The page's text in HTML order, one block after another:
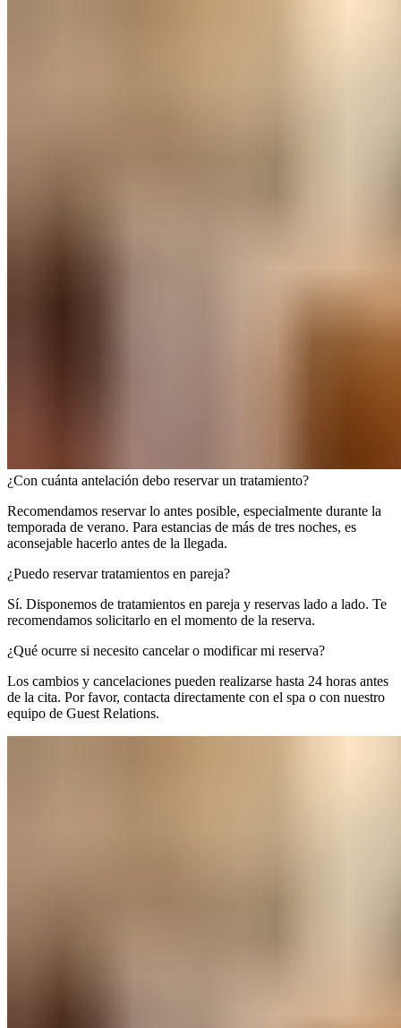
¿Con cuánta antelación debo reservar un tratamiento?​​​​‌ ‍ ​‍​‍‌‍ ‌ ​‍‌‍‍‌‌‍‌ ‌‍‍‌‌‍ ‍​‍​‍​ ‍‍​‍​‍‌ ​ ‌‍​‌‌‍ ‍‌‍‍‌‌ ‌​‌ ‍‌​‍ ‍‌‍‍‌‌‍ ​‍​‍​‍ ​​‍​‍‌‍‍​‌ ​‍‌‍‌‌‌‍‌‍​‍​‍​ ‍‍​‍​‍‌‍‍​‌ ‌​‌ ‌​‌ ​​‌ ​ ​ ‍‍​‍ ​‍ ‌‍ ​​‍ ‌‌‍​‌‌‍ ‍‌‍‌​​‍ ‌‌ ​‍​‍ ‌‌‍‍​‌‍ ‌ ‌​‌‍‌‌‌‍ ​‌ ​ ​‍ ‌‌ ​ ‌ ‌​‌ ‌‌‌‍‌​‌‍‍‌‌‍ ​‍ ‍‌ ‌‍‌‍‌‌‌ ​‍‌‍​ ‌‍‌‌‌‍ ​​‍ ‍‌‍​‌‌ ​​‌ ​​​‍ ‌‍‍‌‌‍ ‍‌ ‌​‌‍‌‌‌‍ ‍‌ ‌​​‍ ‌‍‌‌‌‍‌​‌‍‍‌‌ ‌​​‍ ‌‍ ‌‌‍ ‌‍‌​‌‍‌‌​ ‌‌ ​​‌ ​‍‌‍‌‌‌ ​ ‌‍‌‌‌‍ ‍‌ ‌​‌‍​‌‌ ‌​‌‍‍‌‌‍ ‌‍ ‍​ ‍ ‌‍‍‌‌‍‌​​ ‌​ ​ ‌‍​ ​ ‍‌​ ​‌‌‍​‌​ ‌ ‌‍‌‍​ ‌ ​‍ ‌​ ​‍​ ‍‌​ ‌ ​ ‌‌​‍ ‌​ ‌​​ ​​‌‍‌‌‌‍​ ​‍ ‌‌‍​‍‌‍‌‍‌‍​‍​ ‌ ​‍ ‌​ ​​​ ‌ ​ ​‌‌‍​‌​ ​ ​ ‌ ​ ​‍‌‍‌‌​ ‍‌‌‍​‍​ ‍‌‌‍​‌​ ‍ ‌ ‌​‌ ‍‌‌ ​​‌‍‌‌​ ‌‌‍‍​‌‍ ‌ ‌​‌‍‌‌‌‍ ​‌​‌‍‌‍​‌‌ ​‌​ ‍ ‌ ​​‌‍​‌‌ ‌​‌‍‍​​ ‌‌ ​‌‌ ‌‌‌‍‌‌‌ ​ ‌ ‌​‌‍‍‌‌‍ ‌‍ ‍​ ‌‍​‍‌‍​‌‌ ​ ‌‍‌‌‌‌‌‌‌ ​‍‌‍ ​​ ‌‌‍‍​‌ ‌​‌ ‌​‌ ​​‌ ​ ​‍‌‌​ ​ ‌​​‌​‍‌‌​ ​‍‌​‌‍​‍‌‌​ ​‍‌​‌‍‌‍ ​​‍ ‌‌‍​‌‌‍ ‍‌‍‌​​‍ ‌‌ ​‍​‍ ‌‌‍‍​‌‍ ‌ ‌​‌‍‌‌‌‍ ​‌ ​ ​‍ ‌‌ ​ ‌ ‌​‌ ‌‌‌‍‌​‌‍‍‌‌‍ ​‍ ‍‌ ‌‍‌‍‌‌‌ ​‍‌‍​ ‌‍‌‌‌‍ ​​‍ ‍‌‍​‌‌ ​​‌ ​​​‍‌‍‌‍‍‌‌‍‌​​ ‌​ ​ ‌‍​ ​ ‍‌​ ​‌‌‍​‌​ ‌ ‌‍‌‍​ ‌ ​‍ ‌​ ​‍​ ‍‌​ ‌ ​ ‌‌​‍ ‌​ ‌​​ ​​‌‍‌‌‌‍​ ​‍ ‌‌‍​‍‌‍‌‍‌‍​‍​ ‌ ​‍ ‌​ ​​​ ‌ ​ ​‌‌‍​‌​ ​ ​ ‌ ​ ​‍‌‍‌‌​ ‍‌‌‍​‍​ ‍‌‌‍​‌​‍‌‍‌ ‌​‌ ‍‌‌ ​​‌‍‌‌​ ‌‌‍‍​‌‍ ‌ ‌​‌‍‌‌‌‍ ​‌​‌‍‌‍​‌‌ ​‌​‍‌‍‌ ​​‌‍​‌‌ ‌​‌‍‍​​ ‌‌ ​‌‌ ‌‌‌‍‌‌‌ ​ ‌ ‌​‌‍‍‌‌‍ ‌‍ ‍​‍‌‍‌ ​​‌‍‌‌‌ ​‍‌ ​ ‌ ​​‌‍‌‌‌‍​ ‌ ‌​‌‍‍‌‌ ‌‍‌‍‌‌​ ‌‌ ​​‌ ‌‌‌‍​‍‌‍ ​‌‍‍‌‌ ​ ‌‍‍​‌‍‌‌‌‍‌​​‍​‍‌ ‌
Recomendamos reservar lo antes posible, especialmente durante la
temporada de verano. Para estancias de más de tres noches, es
aconsejable hacerlo antes de la llegada.​​​​‌ ‍ ​‍​‍‌‍ ‌ ​‍‌‍‍‌‌‍‌ ‌‍‍‌‌‍ ‍​‍​‍​ ‍‍​‍​‍‌ ​ ‌‍​‌‌‍ ‍‌‍‍‌‌ ‌​‌ ‍‌​‍ ‍‌‍‍‌‌‍ ​‍​‍​‍ ​​‍​‍‌‍‍​‌ ​‍‌‍‌‌‌‍‌‍​‍​‍​ ‍‍​‍​‍‌‍‍​‌ ‌​‌ ‌​‌ ​​‌ ​ ​ ‍‍​‍ ​‍ ‌‍ ​​‍ ‌‌‍​‌‌‍ ‍‌‍‌​​‍ ‌‌ ​‍​‍ ‌‌‍‍​‌‍ ‌ ‌​‌‍‌‌‌‍ ​‌ ​ ​‍ ‌‌ ​ ‌ ‌​‌ ‌‌‌‍‌​‌‍‍‌‌‍ ​‍ ‍‌ ‌‍‌‍‌‌‌ ​‍‌‍​ ‌‍‌‌‌‍ ​​‍ ‍‌‍​‌‌ ​​‌ ​​​‍ ‌‍‍‌‌‍ ‍‌ ‌​‌‍‌‌‌‍ ‍‌ ‌​​‍ ‌‍‌‌‌‍‌​‌‍‍‌‌ ‌​​‍ ‌‍ ‌‌‍ ‌‍‌​‌‍‌‌​ ‌‌ ​​‌ ​‍‌‍‌‌‌ ​ ‌‍‌‌‌‍ ‍‌ ‌​‌‍​‌‌ ‌​‌‍‍‌‌‍ ‌‍ ‍​ ‍ ‌‍‍‌‌‍‌​​ ‌​ ​ ‌‍​ ​ ‍‌​ ​‌‌‍​‌​ ‌ ‌‍‌‍​ ‌ ​‍ ‌​ ​‍​ ‍‌​ ‌ ​ ‌‌​‍ ‌​ ‌​​ ​​‌‍‌‌‌‍​ ​‍ ‌‌‍​‍‌‍‌‍‌‍​‍​ ‌ ​‍ ‌​ ​​​ ‌ ​ ​‌‌‍​‌​ ​ ​ ‌ ​ ​‍‌‍‌‌​ ‍‌‌‍​‍​ ‍‌‌‍​‌​ ‍ ‌ ‌​‌ ‍‌‌ ​​‌‍‌‌​ ‌‌‍‍​‌‍ ‌ ‌​‌‍‌‌‌‍ ​‌​‌‍‌‍​‌‌ ​‌​ ‍ ‌ ​​‌‍​‌‌ ‌​‌‍‍​​ ‌‌‍​‌‌‍ ‍‌ ​ ‌ ‌ ‌‍‌‌‌ ​‍​‍‌‌​ ‌‌‌​​‍‌‌ ‌‍‍ ‌‍‌‌‌ ‍‌​‍‌‌​ ​ ‌​‌​​‍‌‌​ ​ ‌​‌​​‍‌‌​ ​‍​ ​‍​ ​‍​ ​​‌‍​‌​ ‍​​ ‌‍‌‍‌​‌‍​‌‌‍​‍‌‍​ ‌‍‌‍​ ​‍‌‍‌‌​‍‌‌​ ​‍​ ​‍​‍‌‌​ ‌‌‌​‌​​‍ ‍‌‍​ ‌‍‍​‌‍‍‌‌‍ ​‌‍‌​‌ ​‍‌‍‌‌‌‍ ‍​‍‌‌​ ‌‌‌​​‍‌‌ ‌‍‍ ‌‍‌‌‌ ‍‌​‍‌‌​ ​ ‌​‌​​‍‌‌​ ​ ‌​‌​​‍‌‌​ ​‍​ ​‍​ ​​​ ‍​​ ​​​ ​‌​ ​ ​ ‌ ‌‍​ ‌‍‌‍​ ​​​ ‌​‌‍‌‌​ ​​​‍‌‌​ ​‍​ ​‍​‍‌‌​ ‌‌‌​‌​​‍ ‍‌ ‌​‌‍‌‌‌ ‍​‌ ‌​​ ‌‍​‍‌‍​‌‌ ​ ‌‍‌‌‌‌‌‌‌ ​‍‌‍ ​​ ‌‌‍‍​‌ ‌​‌ ‌​‌ ​​‌ ​ ​‍‌‌​ ​ ‌​​‌​‍‌‌​ ​‍‌​‌‍​‍‌‌​ ​‍‌​‌‍‌‍ ​​‍ ‌‌‍​‌‌‍ ‍‌‍‌​​‍ ‌‌ ​‍​‍ ‌‌‍‍​‌‍ ‌ ‌​‌‍‌‌‌‍ ​‌ ​ ​‍ ‌‌ ​ ‌ ‌​‌ ‌‌‌‍‌​‌‍‍‌‌‍ ​‍ ‍‌ ‌‍‌‍‌‌‌ ​‍‌‍​ ‌‍‌‌‌‍ ​​‍ ‍‌‍​‌‌ ​​‌ ​​​‍‌‍‌‍‍‌‌‍‌​​ ‌​ ​ ‌‍​ ​ ‍‌​ ​‌‌‍​‌​ ‌ ‌‍‌‍​ ‌ ​‍ ‌​ ​‍​ ‍‌​ ‌ ​ ‌‌​‍ ‌​ ‌​​ ​​‌‍‌‌‌‍​ ​‍ ‌‌‍​‍‌‍‌‍‌‍​‍​ ‌ ​‍ ‌​ ​​​ ‌ ​ ​‌‌‍​‌​ ​ ​ ‌ ​ ​‍‌‍‌‌​ ‍‌‌‍​‍​ ‍‌‌‍​‌​‍‌‍‌ ‌​‌ ‍‌‌ ​​‌‍‌‌​ ‌‌‍‍​‌‍ ‌ ‌​‌‍‌‌‌‍ ​‌​‌‍‌‍​‌‌ ​‌​‍‌‍‌ ​​‌‍​‌‌ ‌​‌‍‍​​ ‌‌‍​‌‌‍ ‍‌ ​ ‌ ‌ ‌‍‌‌‌ ​‍​‍‌‌​ ‌‌‌​​‍‌‌ ‌‍‍ ‌‍‌‌‌ ‍‌​‍‌‌​ ​ ‌​‌​​‍‌‌​ ​ ‌​‌​​‍‌‌​ ​‍​ ​‍​ ​‍​ ​​‌‍​‌​ ‍​​ ‌‍‌‍‌​‌‍​‌‌‍​‍‌‍​ ‌‍‌‍​ ​‍‌‍‌‌​‍‌‌​ ​‍​ ​‍​‍‌‌​ ‌‌‌​‌​​‍ ‍‌‍​ ‌‍‍​‌‍‍‌‌‍ ​‌‍‌​‌ ​‍‌‍‌‌‌‍ ‍​‍‌‌​ ‌‌‌​​‍‌‌ ‌‍‍ ‌‍‌‌‌ ‍‌​‍‌‌​ ​ ‌​‌​​‍‌‌​ ​ ‌​‌​​‍‌‌​ ​‍​ ​‍​ ​​​ ‍​​ ​​​ ​‌​ ​ ​ ‌ ‌‍​ ‌‍‌‍​ ​​​ ‌​‌‍‌‌​ ​​​‍‌‌​ ​‍​ ​‍​‍‌‌​ ‌‌‌​‌​​‍ ‍‌ ‌​‌‍‌‌‌ ‍​‌ ‌​​‍‌‍‌ ​​‌‍‌‌‌ ​‍‌ ​ ‌ ​​‌‍‌‌‌‍​ ‌ ‌​‌‍‍‌‌ ‌‍‌‍‌‌​ ‌‌ ​​‌ ‌‌‌‍​‍‌‍ ​‌‍‍‌‌ ​ ‌‍‍​‌‍‌‌‌‍‌​​‍​‍‌ ‌
¿Puedo reservar tratamientos en pareja?​​​​‌ ‍ ​‍​‍‌‍ ‌ ​‍‌‍‍‌‌‍‌ ‌‍‍‌‌‍ ‍​‍​‍​ ‍‍​‍​‍‌ ​ ‌‍​‌‌‍ ‍‌‍‍‌‌ ‌​‌ ‍‌​‍ ‍‌‍‍‌‌‍ ​‍​‍​‍ ​​‍​‍‌‍‍​‌ ​‍‌‍‌‌‌‍‌‍​‍​‍​ ‍‍​‍​‍‌‍‍​‌ ‌​‌ ‌​‌ ​​‌ ​ ​ ‍‍​‍ ​‍ ‌‍ ​​‍ ‌‌‍​‌‌‍ ‍‌‍‌​​‍ ‌‌ ​‍​‍ ‌‌‍‍​‌‍ ‌ ‌​‌‍‌‌‌‍ ​‌ ​ ​‍ ‌‌ ​ ‌ ‌​‌ ‌‌‌‍‌​‌‍‍‌‌‍ ​‍ ‍‌ ‌‍‌‍‌‌‌ ​‍‌‍​ ‌‍‌‌‌‍ ​​‍ ‍‌‍​‌‌ ​​‌ ​​​‍ ‌‍‍‌‌‍ ‍‌ ‌​‌‍‌‌‌‍ ‍‌ ‌​​‍ ‌‍‌‌‌‍‌​‌‍‍‌‌ ‌​​‍ ‌‍ ‌‌‍ ‌‍‌​‌‍‌‌​ ‌‌ ​​‌ ​‍‌‍‌‌‌ ​ ‌‍‌‌‌‍ ‍‌ ‌​‌‍​‌‌ ‌​‌‍‍‌‌‍ ‌‍ ‍​ ‍ ‌‍‍‌‌‍‌​​ ‌‌‍​ ​ ‌‌​ ​‍‌‍​‌​ ‌‌‌‍​‌​ ​‌‌‍​‌​‍ ‌‌‍​‌‌‍​‍​ ‍‌‌‍‌‌​‍ ‌​ ‌​​ ​‍​ ‌‌‌‍​‌​‍ ‌‌‍​‍​ ‌​‌‍‌​​ ‍‌​‍ ‌​ ‌‍​ ​​​ ‍‌​ ‌‍​ ‌‌​ ‌ ​ ​‍​ ‌ ​ ‍​‌‍‌‌​ ‌‌​ ‌​​ ‍ ‌ ‌​‌ ‍‌‌ ​​‌‍‌‌​ ‌‌‍‍​‌‍ ‌ ‌​‌‍‌‌‌‍ ​‌​‌‍‌‍​‌‌ ​‌​ ‍ ‌ ​​‌‍​‌‌ ‌​‌‍‍​​ ‌‌ ​‌‌ ‌‌‌‍‌‌‌ ​ ‌ ‌​‌‍‍‌‌‍ ‌‍ ‍​ ‌‍​‍‌‍​‌‌ ​ ‌‍‌‌‌‌‌‌‌ ​‍‌‍ ​​ ‌‌‍‍​‌ ‌​‌ ‌​‌ ​​‌ ​ ​‍‌‌​ ​ ‌​​‌​‍‌‌​ ​‍‌​‌‍​‍‌‌​ ​‍‌​‌‍‌‍ ​​‍ ‌‌‍​‌‌‍ ‍‌‍‌​​‍ ‌‌ ​‍​‍ ‌‌‍‍​‌‍ ‌ ‌​‌‍‌‌‌‍ ​‌ ​ ​‍ ‌‌ ​ ‌ ‌​‌ ‌‌‌‍‌​‌‍‍‌‌‍ ​‍ ‍‌ ‌‍‌‍‌‌‌ ​‍‌‍​ ‌‍‌‌‌‍ ​​‍ ‍‌‍​‌‌ ​​‌ ​​​‍‌‍‌‍‍‌‌‍‌​​ ‌‌‍​ ​ ‌‌​ ​‍‌‍​‌​ ‌‌‌‍​‌​ ​‌‌‍​‌​‍ ‌‌‍​‌‌‍​‍​ ‍‌‌‍‌‌​‍ ‌​ ‌​​ ​‍​ ‌‌‌‍​‌​‍ ‌‌‍​‍​ ‌​‌‍‌​​ ‍‌​‍ ‌​ ‌‍​ ​​​ ‍‌​ ‌‍​ ‌‌​ ‌ ​ ​‍​ ‌ ​ ‍​‌‍‌‌​ ‌‌​ ‌​​‍‌‍‌ ‌​‌ ‍‌‌ ​​‌‍‌‌​ ‌‌‍‍​‌‍ ‌ ‌​‌‍‌‌‌‍ ​‌​‌‍‌‍​‌‌ ​‌​‍‌‍‌ ​​‌‍​‌‌ ‌​‌‍‍​​ ‌‌ ​‌‌ ‌‌‌‍‌‌‌ ​ ‌ ‌​‌‍‍‌‌‍ ‌‍ ‍​‍‌‍‌ ​​‌‍‌‌‌ ​‍‌ ​ ‌ ​​‌‍‌‌‌‍​ ‌ ‌​‌‍‍‌‌ ‌‍‌‍‌‌​ ‌‌ ​​‌ ‌‌‌‍​‍‌‍ ​‌‍‍‌‌ ​ ‌‍‍​‌‍‌‌‌‍‌​​‍​‍‌ ‌
Sí. Disponemos de tratamientos en pareja y reservas lado a lado. Te
recomendamos solicitarlo en el momento de la reserva.​​​​‌ ‍ ​‍​‍‌‍ ‌ ​‍‌‍‍‌‌‍‌ ‌‍‍‌‌‍ ‍​‍​‍​ ‍‍​‍​‍‌ ​ ‌‍​‌‌‍ ‍‌‍‍‌‌ ‌​‌ ‍‌​‍ ‍‌‍‍‌‌‍ ​‍​‍​‍ ​​‍​‍‌‍‍​‌ ​‍‌‍‌‌‌‍‌‍​‍​‍​ ‍‍​‍​‍‌‍‍​‌ ‌​‌ ‌​‌ ​​‌ ​ ​ ‍‍​‍ ​‍ ‌‍ ​​‍ ‌‌‍​‌‌‍ ‍‌‍‌​​‍ ‌‌ ​‍​‍ ‌‌‍‍​‌‍ ‌ ‌​‌‍‌‌‌‍ ​‌ ​ ​‍ ‌‌ ​ ‌ ‌​‌ ‌‌‌‍‌​‌‍‍‌‌‍ ​‍ ‍‌ ‌‍‌‍‌‌‌ ​‍‌‍​ ‌‍‌‌‌‍ ​​‍ ‍‌‍​‌‌ ​​‌ ​​​‍ ‌‍‍‌‌‍ ‍‌ ‌​‌‍‌‌‌‍ ‍‌ ‌​​‍ ‌‍‌‌‌‍‌​‌‍‍‌‌ ‌​​‍ ‌‍ ‌‌‍ ‌‍‌​‌‍‌‌​ ‌‌ ​​‌ ​‍‌‍‌‌‌ ​ ‌‍‌‌‌‍ ‍‌ ‌​‌‍​‌‌ ‌​‌‍‍‌‌‍ ‌‍ ‍​ ‍ ‌‍‍‌‌‍‌​​ ‌‌‍​ ​ ‌‌​ ​‍‌‍​‌​ ‌‌‌‍​‌​ ​‌‌‍​‌​‍ ‌‌‍​‌‌‍​‍​ ‍‌‌‍‌‌​‍ ‌​ ‌​​ ​‍​ ‌‌‌‍​‌​‍ ‌‌‍​‍​ ‌​‌‍‌​​ ‍‌​‍ ‌​ ‌‍​ ​​​ ‍‌​ ‌‍​ ‌‌​ ‌ ​ ​‍​ ‌ ​ ‍​‌‍‌‌​ ‌‌​ ‌​​ ‍ ‌ ‌​‌ ‍‌‌ ​​‌‍‌‌​ ‌‌‍‍​‌‍ ‌ ‌​‌‍‌‌‌‍ ​‌​‌‍‌‍​‌‌ ​‌​ ‍ ‌ ​​‌‍​‌‌ ‌​‌‍‍​​ ‌‌‍​‌‌‍ ‍‌ ​ ‌ ‌ ‌‍‌‌‌ ​‍​‍‌‌​ ‌‌‌​​‍‌‌ ‌‍‍ ‌‍‌‌‌ ‍‌​‍‌‌​ ​ ‌​‌​​‍‌‌​ ​ ‌​‌​​‍‌‌​ ​‍​ ​‍​ ​​‌‍‌‍​ ​‌‌‍‌‍‌‍​ ​ ‌‌‌‍‌‌​ ‌‍‌‍​‌‌‍​ ​ ‌‍​ ​ ​‍‌‌​ ​‍​ ​‍​‍‌‌​ ‌‌‌​‌​​‍ ‍‌‍​ ‌‍‍​‌‍‍‌‌‍ ​‌‍‌​‌ ​‍‌‍‌‌‌‍ ‍​‍‌‌​ ‌‌‌​​‍‌‌ ‌‍‍ ‌‍‌‌‌ ‍‌​‍‌‌​ ​ ‌​‌​​‍‌‌​ ​ ‌​‌​​‍‌‌​ ​‍​ ​‍​ ​​​ ​ ​ ‌‍‌‍‌​‌‍​‍‌‍‌‌​ ‍‌​ ​ ‌‍​‌​ ‍​‌‍‌‌​ ‍​​‍‌‌​ ​‍​ ​‍​‍‌‌​ ‌‌‌​‌​​‍ ‍‌ ‌​‌‍‌‌‌ ‍​‌ ‌​​ ‌‍​‍‌‍​‌‌ ​ ‌‍‌‌‌‌‌‌‌ ​‍‌‍ ​​ ‌‌‍‍​‌ ‌​‌ ‌​‌ ​​‌ ​ ​‍‌‌​ ​ ‌​​‌​‍‌‌​ ​‍‌​‌‍​‍‌‌​ ​‍‌​‌‍‌‍ ​​‍ ‌‌‍​‌‌‍ ‍‌‍‌​​‍ ‌‌ ​‍​‍ ‌‌‍‍​‌‍ ‌ ‌​‌‍‌‌‌‍ ​‌ ​ ​‍ ‌‌ ​ ‌ ‌​‌ ‌‌‌‍‌​‌‍‍‌‌‍ ​‍ ‍‌ ‌‍‌‍‌‌‌ ​‍‌‍​ ‌‍‌‌‌‍ ​​‍ ‍‌‍​‌‌ ​​‌ ​​​‍‌‍‌‍‍‌‌‍‌​​ ‌‌‍​ ​ ‌‌​ ​‍‌‍​‌​ ‌‌‌‍​‌​ ​‌‌‍​‌​‍ ‌‌‍​‌‌‍​‍​ ‍‌‌‍‌‌​‍ ‌​ ‌​​ ​‍​ ‌‌‌‍​‌​‍ ‌‌‍​‍​ ‌​‌‍‌​​ ‍‌​‍ ‌​ ‌‍​ ​​​ ‍‌​ ‌‍​ ‌‌​ ‌ ​ ​‍​ ‌ ​ ‍​‌‍‌‌​ ‌‌​ ‌​​‍‌‍‌ ‌​‌ ‍‌‌ ​​‌‍‌‌​ ‌‌‍‍​‌‍ ‌ ‌​‌‍‌‌‌‍ ​‌​‌‍‌‍​‌‌ ​‌​‍‌‍‌ ​​‌‍​‌‌ ‌​‌‍‍​​ ‌‌‍​‌‌‍ ‍‌ ​ ‌ ‌ ‌‍‌‌‌ ​‍​‍‌‌​ ‌‌‌​​‍‌‌ ‌‍‍ ‌‍‌‌‌ ‍‌​‍‌‌​ ​ ‌​‌​​‍‌‌​ ​ ‌​‌​​‍‌‌​ ​‍​ ​‍​ ​​‌‍‌‍​ ​‌‌‍‌‍‌‍​ ​ ‌‌‌‍‌‌​ ‌‍‌‍​‌‌‍​ ​ ‌‍​ ​ ​‍‌‌​ ​‍​ ​‍​‍‌‌​ ‌‌‌​‌​​‍ ‍‌‍​ ‌‍‍​‌‍‍‌‌‍ ​‌‍‌​‌ ​‍‌‍‌‌‌‍ ‍​‍‌‌​ ‌‌‌​​‍‌‌ ‌‍‍ ‌‍‌‌‌ ‍‌​‍‌‌​ ​ ‌​‌​​‍‌‌​ ​ ‌​‌​​‍‌‌​ ​‍​ ​‍​ ​​​ ​ ​ ‌‍‌‍‌​‌‍​‍‌‍‌‌​ ‍‌​ ​ ‌‍​‌​ ‍​‌‍‌‌​ ‍​​‍‌‌​ ​‍​ ​‍​‍‌‌​ ‌‌‌​‌​​‍ ‍‌ ‌​‌‍‌‌‌ ‍​‌ ‌​​‍‌‍‌ ​​‌‍‌‌‌ ​‍‌ ​ ‌ ​​‌‍‌‌‌‍​ ‌ ‌​‌‍‍‌‌ ‌‍‌‍‌‌​ ‌‌ ​​‌ ‌‌‌‍​‍‌‍ ​‌‍‍‌‌ ​ ‌‍‍​‌‍‌‌‌‍‌​​‍​‍‌ ‌
¿Qué ocurre si necesito cancelar o modificar mi reserva?​​​​‌ ‍ ​‍​‍‌‍ ‌ ​‍‌‍‍‌‌‍‌ ‌‍‍‌‌‍ ‍​‍​‍​ ‍‍​‍​‍‌ ​ ‌‍​‌‌‍ ‍‌‍‍‌‌ ‌​‌ ‍‌​‍ ‍‌‍‍‌‌‍ ​‍​‍​‍ ​​‍​‍‌‍‍​‌ ​‍‌‍‌‌‌‍‌‍​‍​‍​ ‍‍​‍​‍‌‍‍​‌ ‌​‌ ‌​‌ ​​‌ ​ ​ ‍‍​‍ ​‍ ‌‍ ​​‍ ‌‌‍​‌‌‍ ‍‌‍‌​​‍ ‌‌ ​‍​‍ ‌‌‍‍​‌‍ ‌ ‌​‌‍‌‌‌‍ ​‌ ​ ​‍ ‌‌ ​ ‌ ‌​‌ ‌‌‌‍‌​‌‍‍‌‌‍ ​‍ ‍‌ ‌‍‌‍‌‌‌ ​‍‌‍​ ‌‍‌‌‌‍ ​​‍ ‍‌‍​‌‌ ​​‌ ​​​‍ ‌‍‍‌‌‍ ‍‌ ‌​‌‍‌‌‌‍ ‍‌ ‌​​‍ ‌‍‌‌‌‍‌​‌‍‍‌‌ ‌​​‍ ‌‍ ‌‌‍ ‌‍‌​‌‍‌‌​ ‌‌ ​​‌ ​‍‌‍‌‌‌ ​ ‌‍‌‌‌‍ ‍‌ ‌​‌‍​‌‌ ‌​‌‍‍‌‌‍ ‌‍ ‍​ ‍ ‌‍‍‌‌‍‌​​ ‌​ ‍‌​ ​ ​ ‌‍​ ‌‌​ ​‍​ ‍​​ ‍‌‌‍‌‍​‍ ‌​ ​‌‌‍​‍​ ‌‍‌‍‌​​‍ ‌​ ‌​​ ‌‌​ ‍‌‌‍​ ​‍ ‌‌‍​‍‌‍‌​​ ‍​​ ‌ ​‍ ‌​ ‍‌‌‍​ ​ ​‌‌‍​‍‌‍‌‌​ ‌​​ ​ ​ ​​​ ‌ ‌‍​‌​ ‌‍‌‍​‌​ ‍ ‌ ‌​‌ ‍‌‌ ​​‌‍‌‌​ ‌‌‍‍​‌‍ ‌ ‌​‌‍‌‌‌‍ ​‌​‌‍‌‍​‌‌ ​‌​ ‍ ‌ ​​‌‍​‌‌ ‌​‌‍‍​​ ‌‌ ​‌‌ ‌‌‌‍‌‌‌ ​ ‌ ‌​‌‍‍‌‌‍ ‌‍ ‍​ ‌‍​‍‌‍​‌‌ ​ ‌‍‌‌‌‌‌‌‌ ​‍‌‍ ​​ ‌‌‍‍​‌ ‌​‌ ‌​‌ ​​‌ ​ ​‍‌‌​ ​ ‌​​‌​‍‌‌​ ​‍‌​‌‍​‍‌‌​ ​‍‌​‌‍‌‍ ​​‍ ‌‌‍​‌‌‍ ‍‌‍‌​​‍ ‌‌ ​‍​‍ ‌‌‍‍​‌‍ ‌ ‌​‌‍‌‌‌‍ ​‌ ​ ​‍ ‌‌ ​ ‌ ‌​‌ ‌‌‌‍‌​‌‍‍‌‌‍ ​‍ ‍‌ ‌‍‌‍‌‌‌ ​‍‌‍​ ‌‍‌‌‌‍ ​​‍ ‍‌‍​‌‌ ​​‌ ​​​‍‌‍‌‍‍‌‌‍‌​​ ‌​ ‍‌​ ​ ​ ‌‍​ ‌‌​ ​‍​ ‍​​ ‍‌‌‍‌‍​‍ ‌​ ​‌‌‍​‍​ ‌‍‌‍‌​​‍ ‌​ ‌​​ ‌‌​ ‍‌‌‍​ ​‍ ‌‌‍​‍‌‍‌​​ ‍​​ ‌ ​‍ ‌​ ‍‌‌‍​ ​ ​‌‌‍​‍‌‍‌‌​ ‌​​ ​ ​ ​​​ ‌ ‌‍​‌​ ‌‍‌‍​‌​‍‌‍‌ ‌​‌ ‍‌‌ ​​‌‍‌‌​ ‌‌‍‍​‌‍ ‌ ‌​‌‍‌‌‌‍ ​‌​‌‍‌‍​‌‌ ​‌​‍‌‍‌ ​​‌‍​‌‌ ‌​‌‍‍​​ ‌‌ ​‌‌ ‌‌‌‍‌‌‌ ​ ‌ ‌​‌‍‍‌‌‍ ‌‍ ‍​‍‌‍‌ ​​‌‍‌‌‌ ​‍‌ ​ ‌ ​​‌‍‌‌‌‍​ ‌ ‌​‌‍‍‌‌ ‌‍‌‍‌‌​ ‌‌ ​​‌ ‌‌‌‍​‍‌‍ ​‌‍‍‌‌ ​ ‌‍‍​‌‍‌‌‌‍‌​​‍​‍‌ ‌
Los cambios y cancelaciones pueden realizarse hasta 24 horas antes
de la cita. Por favor, contacta directamente con el spa o con nuestro
equipo de Guest Relations.​​​​‌ ‍ ​‍​‍‌‍ ‌ ​‍‌‍‍‌‌‍‌ ‌‍‍‌‌‍ ‍​‍​‍​ ‍‍​‍​‍‌ ​ ‌‍​‌‌‍ ‍‌‍‍‌‌ ‌​‌ ‍‌​‍ ‍‌‍‍‌‌‍ ​‍​‍​‍ ​​‍​‍‌‍‍​‌ ​‍‌‍‌‌‌‍‌‍​‍​‍​ ‍‍​‍​‍‌‍‍​‌ ‌​‌ ‌​‌ ​​‌ ​ ​ ‍‍​‍ ​‍ ‌‍ ​​‍ ‌‌‍​‌‌‍ ‍‌‍‌​​‍ ‌‌ ​‍​‍ ‌‌‍‍​‌‍ ‌ ‌​‌‍‌‌‌‍ ​‌ ​ ​‍ ‌‌ ​ ‌ ‌​‌ ‌‌‌‍‌​‌‍‍‌‌‍ ​‍ ‍‌ ‌‍‌‍‌‌‌ ​‍‌‍​ ‌‍‌‌‌‍ ​​‍ ‍‌‍​‌‌ ​​‌ ​​​‍ ‌‍‍‌‌‍ ‍‌ ‌​‌‍‌‌‌‍ ‍‌ ‌​​‍ ‌‍‌‌‌‍‌​‌‍‍‌‌ ‌​​‍ ‌‍ ‌‌‍ ‌‍‌​‌‍‌‌​ ‌‌ ​​‌ ​‍‌‍‌‌‌ ​ ‌‍‌‌‌‍ ‍‌ ‌​‌‍​‌‌ ‌​‌‍‍‌‌‍ ‌‍ ‍​ ‍ ‌‍‍‌‌‍‌​​ ‌​ ‍‌​ ​ ​ ‌‍​ ‌‌​ ​‍​ ‍​​ ‍‌‌‍‌‍​‍ ‌​ ​‌‌‍​‍​ ‌‍‌‍‌​​‍ ‌​ ‌​​ ‌‌​ ‍‌‌‍​ ​‍ ‌‌‍​‍‌‍‌​​ ‍​​ ‌ ​‍ ‌​ ‍‌‌‍​ ​ ​‌‌‍​‍‌‍‌‌​ ‌​​ ​ ​ ​​​ ‌ ‌‍​‌​ ‌‍‌‍​‌​ ‍ ‌ ‌​‌ ‍‌‌ ​​‌‍‌‌​ ‌‌‍‍​‌‍ ‌ ‌​‌‍‌‌‌‍ ​‌​‌‍‌‍​‌‌ ​‌​ ‍ ‌ ​​‌‍​‌‌ ‌​‌‍‍​​ ‌‌‍​‌‌‍ ‍‌ ​ ‌ ‌ ‌‍‌‌‌ ​‍​‍‌‌​ ‌‌‌​​‍‌‌ ‌‍‍ ‌‍‌‌‌ ‍‌​‍‌‌​ ​ ‌​‌​​‍‌‌​ ​ ‌​‌​​‍‌‌​ ​‍​ ​‍​ ​ ‌‍​‌​ ‍​​ ‌​‌‍​‍​ ‍‌​ ​‌‌‍​‍​ ‍​‌‍​ ‌‍‌​‌‍​ ​‍‌‌​ ​‍​ ​‍​‍‌‌​ ‌‌‌​‌​​‍ ‍‌‍​ ‌‍‍​‌‍‍‌‌‍ ​‌‍‌​‌ ​‍‌‍‌‌‌‍ ‍​‍‌‌​ ‌‌‌​​‍‌‌ ‌‍‍ ‌‍‌‌‌ ‍‌​‍‌‌​ ​ ‌​‌​​‍‌‌​ ​ ‌​‌​​‍‌‌​ ​‍​ ​‍​ ‌‌​ ‌‌​ ‍​​ ​​‌‍​ ‌‍‌​​ ​‍‌‍‌‍​ ‍​‌‍‌‌‌‍​‌​ ‌​​‍‌‌​ ​‍​ ​‍​‍‌‌​ ‌‌‌​‌​​‍ ‍‌ ‌​‌‍‌‌‌ ‍​‌ ‌​​ ‌‍​‍‌‍​‌‌ ​ ‌‍‌‌‌‌‌‌‌ ​‍‌‍ ​​ ‌‌‍‍​‌ ‌​‌ ‌​‌ ​​‌ ​ ​‍‌‌​ ​ ‌​​‌​‍‌‌​ ​‍‌​‌‍​‍‌‌​ ​‍‌​‌‍‌‍ ​​‍ ‌‌‍​‌‌‍ ‍‌‍‌​​‍ ‌‌ ​‍​‍ ‌‌‍‍​‌‍ ‌ ‌​‌‍‌‌‌‍ ​‌ ​ ​‍ ‌‌ ​ ‌ ‌​‌ ‌‌‌‍‌​‌‍‍‌‌‍ ​‍ ‍‌ ‌‍‌‍‌‌‌ ​‍‌‍​ ‌‍‌‌‌‍ ​​‍ ‍‌‍​‌‌ ​​‌ ​​​‍‌‍‌‍‍‌‌‍‌​​ ‌​ ‍‌​ ​ ​ ‌‍​ ‌‌​ ​‍​ ‍​​ ‍‌‌‍‌‍​‍ ‌​ ​‌‌‍​‍​ ‌‍‌‍‌​​‍ ‌​ ‌​​ ‌‌​ ‍‌‌‍​ ​‍ ‌‌‍​‍‌‍‌​​ ‍​​ ‌ ​‍ ‌​ ‍‌‌‍​ ​ ​‌‌‍​‍‌‍‌‌​ ‌​​ ​ ​ ​​​ ‌ ‌‍​‌​ ‌‍‌‍​‌​‍‌‍‌ ‌​‌ ‍‌‌ ​​‌‍‌‌​ ‌‌‍‍​‌‍ ‌ ‌​‌‍‌‌‌‍ ​‌​‌‍‌‍​‌‌ ​‌​‍‌‍‌ ​​‌‍​‌‌ ‌​‌‍‍​​ ‌‌‍​‌‌‍ ‍‌ ​ ‌ ‌ ‌‍‌‌‌ ​‍​‍‌‌​ ‌‌‌​​‍‌‌ ‌‍‍ ‌‍‌‌‌ ‍‌​‍‌‌​ ​ ‌​‌​​‍‌‌​ ​ ‌​‌​​‍‌‌​ ​‍​ ​‍​ ​ ‌‍​‌​ ‍​​ ‌​‌‍​‍​ ‍‌​ ​‌‌‍​‍​ ‍​‌‍​ ‌‍‌​‌‍​ ​‍‌‌​ ​‍​ ​‍​‍‌‌​ ‌‌‌​‌​​‍ ‍‌‍​ ‌‍‍​‌‍‍‌‌‍ ​‌‍‌​‌ ​‍‌‍‌‌‌‍ ‍​‍‌‌​ ‌‌‌​​‍‌‌ ‌‍‍ ‌‍‌‌‌ ‍‌​‍‌‌​ ​ ‌​‌​​‍‌‌​ ​ ‌​‌​​‍‌‌​ ​‍​ ​‍​ ‌‌​ ‌‌​ ‍​​ ​​‌‍​ ‌‍‌​​ ​‍‌‍‌‍​ ‍​‌‍‌‌‌‍​‌​ ‌​​‍‌‌​ ​‍​ ​‍​‍‌‌​ ‌‌‌​‌​​‍ ‍‌ ‌​‌‍‌‌‌ ‍​‌ ‌​​‍‌‍‌ ​​‌‍‌‌‌ ​‍‌ ​ ‌ ​​‌‍‌‌‌‍​ ‌ ‌​‌‍‍‌‌ ‌‍‌‍‌‌​ ‌‌ ​​‌ ‌‌‌‍​‍‌‍ ​‌‍‍‌‌ ​ ‌‍‍​‌‍‌‌‌‍‌​​‍​‍‌ ‌